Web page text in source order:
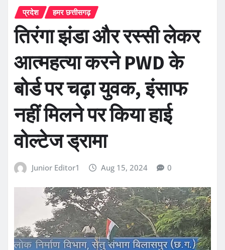
प्रदेश हमर छत्तीसगढ़
तिरंगा झंडा और रस्सी लेकर
आत्महत्या करने PWD के
बोर्ड पर चढ़ा युवक, इंसाफ
नहीं मिलने पर किया हाई
वोल्टेज ड्रामा
Junior Editor1 Aug 15, 2024 0